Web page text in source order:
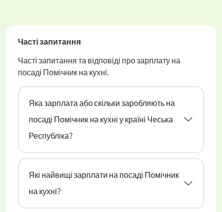
Часті запитання
Часті запитання та відповіді про зарплату на
посаді Помічник на кухні.
Яка зарплата або скільки заробляють на
посаді Помічник на кухні у країні Чеська
Республіка?
Які найвищі зарплати на посаді Помічник
на кухні?